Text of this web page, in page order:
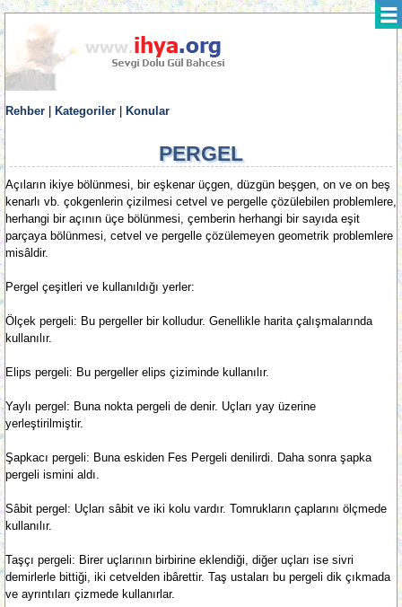
Rehber Kategoriler Konular
PERGEL
Açıların ikiye bölünmesi, bir eşkenar üçgen, düzgün beşgen, on ve on beş
kenarlı vb. çokgenlerin çizilmesi cetvel ve pergelle çözülebilen problemlere,
herhangi bir açının üçe bölünmesi, çemberin herhangi bir sayıda eşit
parçaya bölünmesi, cetvel ve pergelle çözülemeyen geometrik problemlere
misâldir.
Pergel çeşitleri ve kullanıldığı yerler:
Ölçek pergeli: Bu pergeller bir kolludur. Genellikle harita çalışmalarında
kullanılır.
Elips pergeli: Bu pergeller elips çiziminde kullanılır.
Yaylı pergel: Buna nokta pergeli de denir. Uçları yay üzerine
yerleştirilmiştir.
Şapkacı pergeli: Buna eskiden Fes Pergeli denilirdi. Daha sonra şapka
pergeli ismini aldı.
Sâbit pergel: Uçları sâbit ve iki kolu vardır. Tomrukların çaplarını ölçmede
kullanılır.
Taşçı pergeli: Birer uçlarının birbirine eklendiği, diğer uçları ise sivri
demirlerle bittiği, iki cetvelden ibârettir. Taş ustaları bu pergeli dik çıkmada
ve ayrıntıları çizmede kullanırlar.